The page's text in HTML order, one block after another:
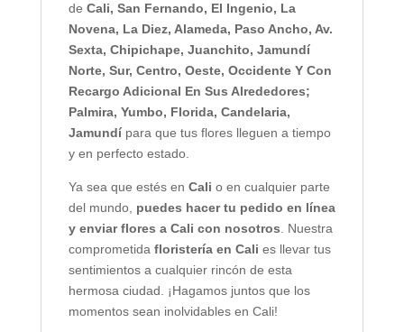
de Cali, San Fernando, El Ingenio, La
Novena, La Diez, Alameda, Paso Ancho, Av.
Sexta, Chipichape, Juanchito, Jamundí
Norte, Sur, Centro, Oeste, Occidente Y Con
Recargo Adicional En Sus Alrededores;
Palmira, Yumbo, Florida, Candelaria,
Jamundípara que tus flores lleguen a tiempo
y en perfecto estado.
Ya sea que estés en Cali o en cualquier parte
del mundo, puedes hacer tu pedido en línea
y enviar flores a Cali con nosotros. Nuestra
comprometida floristería en Cali es llevar tus
sentimientos a cualquier rincón de esta
hermosa ciudad. ¡Hagamos juntos que los
momentos sean inolvidables en Cali!